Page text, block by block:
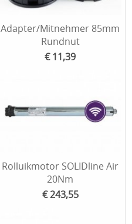
Adapter/Mitnehmer 85mm
Rundnut
€ 11,39
Rolluikmotor SOLIDline Air
20Nm
€ 243,55